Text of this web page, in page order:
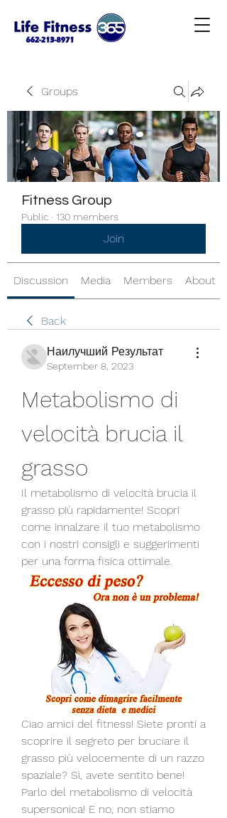
Groups
Fitness Group
Public · 130 members
Join
Discussion Media Members About
Back
Наилучший Результат
September 8, 2023
Metabolismo di
velocità brucia il
grasso
Il metabolismo di velocità brucia il
grasso più rapidamente! Scopri
come innalzare il tuo metabolismo
con i nostri consigli e suggerimenti
per una forma fisica ottimale.
Ciao amici del fitness! Siete pronti a
scoprire il segreto per bruciare il
grasso più velocemente di un razzo
spaziale? Sì, avete sentito bene!
Parlo del metabolismo di velocità
supersonica! E no, non stiamo